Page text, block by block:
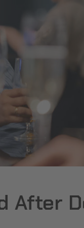
After